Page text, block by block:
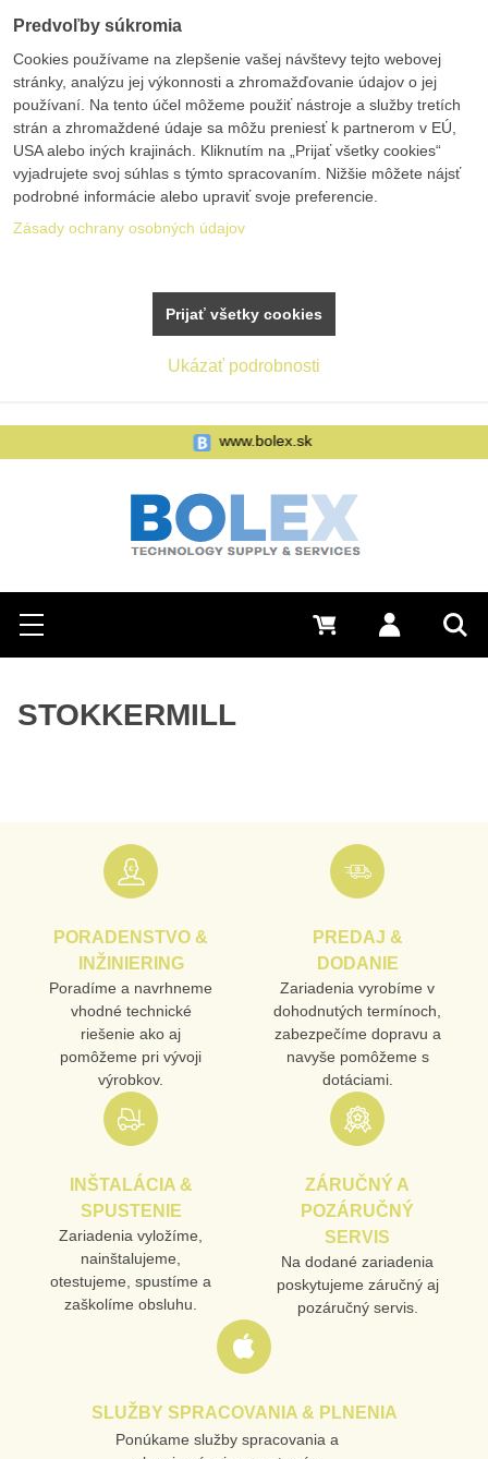
Hľadať
Menu Prihlásiť sa
0 €
www.bolex.sk
STOKKERMILL
PORADENSTVO &
INŽINIERING
Poradíme a navrhneme
vhodné technické
riešenie ako aj
pomôžeme pri vývoji
výrobkov.
PREDAJ &
DODANIE
Zariadenia vyrobíme v
dohodnutých termínoch,
zabezpečíme dopravu a
navyše pomôžeme s
dotáciami.
INŠTALÁCIA &
SPUSTENIE
Zariadenia vyložíme,
nainštalujeme,
otestujeme, spustíme a
zaškolíme obsluhu.
ZÁRUČNÝ A
POZÁRUČNÝ
SERVIS
Na dodané zariadenia
poskytujeme záručný aj
pozáručný servis.
SLUŽBY SPRACOVANIA & PLNENIA
Ponúkame služby spracovania a
Predvoľby súkromia
Cookies používame na zlepšenie vašej návštevy tejto webovej
stránky, analýzu jej výkonnosti a zhromažďovanie údajov o jej
používaní. Na tento účel môžeme použiť nástroje a služby tretích
strán a zhromaždené údaje sa môžu preniesť k partnerom v EÚ,
USA alebo iných krajinách. Kliknutím na „Prijať všetky cookies“
vyjadrujete svoj súhlas s týmto spracovaním. Nižšie môžete nájsť
podrobné informácie alebo upraviť svoje preferencie.
Zásady ochrany osobných údajov
Ukázať podrobnosti
Prijať všetky cookies